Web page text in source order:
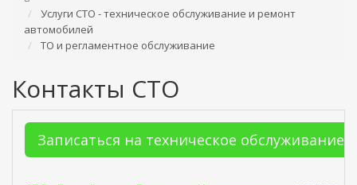
Услуги СТО - техническое обслуживание и ремонт
автомобилей
ТО и регламентное обслуживание
Контакты СТО
Записаться на техническое обслуживание